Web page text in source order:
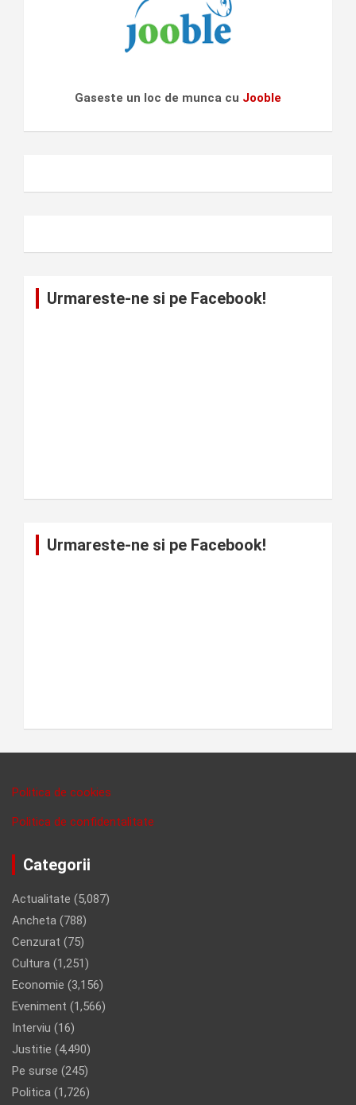
Gaseste un loc de munca cu Jooble
Urmareste-ne si pe Facebook!
Urmareste-ne si pe Facebook!
Politica de cookies
Politica de confidentalitate
Categorii
Actualitate (5,087)
Ancheta (788)
Cenzurat (75)
Cultura (1,251)
Economie (3,156)
Eveniment (1,566)
Interviu (16)
Justitie (4,490)
Pe surse (245)
Politica (1,726)